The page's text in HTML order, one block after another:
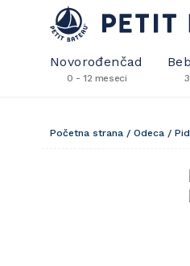
Novorođenčad
0 - 12 meseci
Početna strana / Odeca /